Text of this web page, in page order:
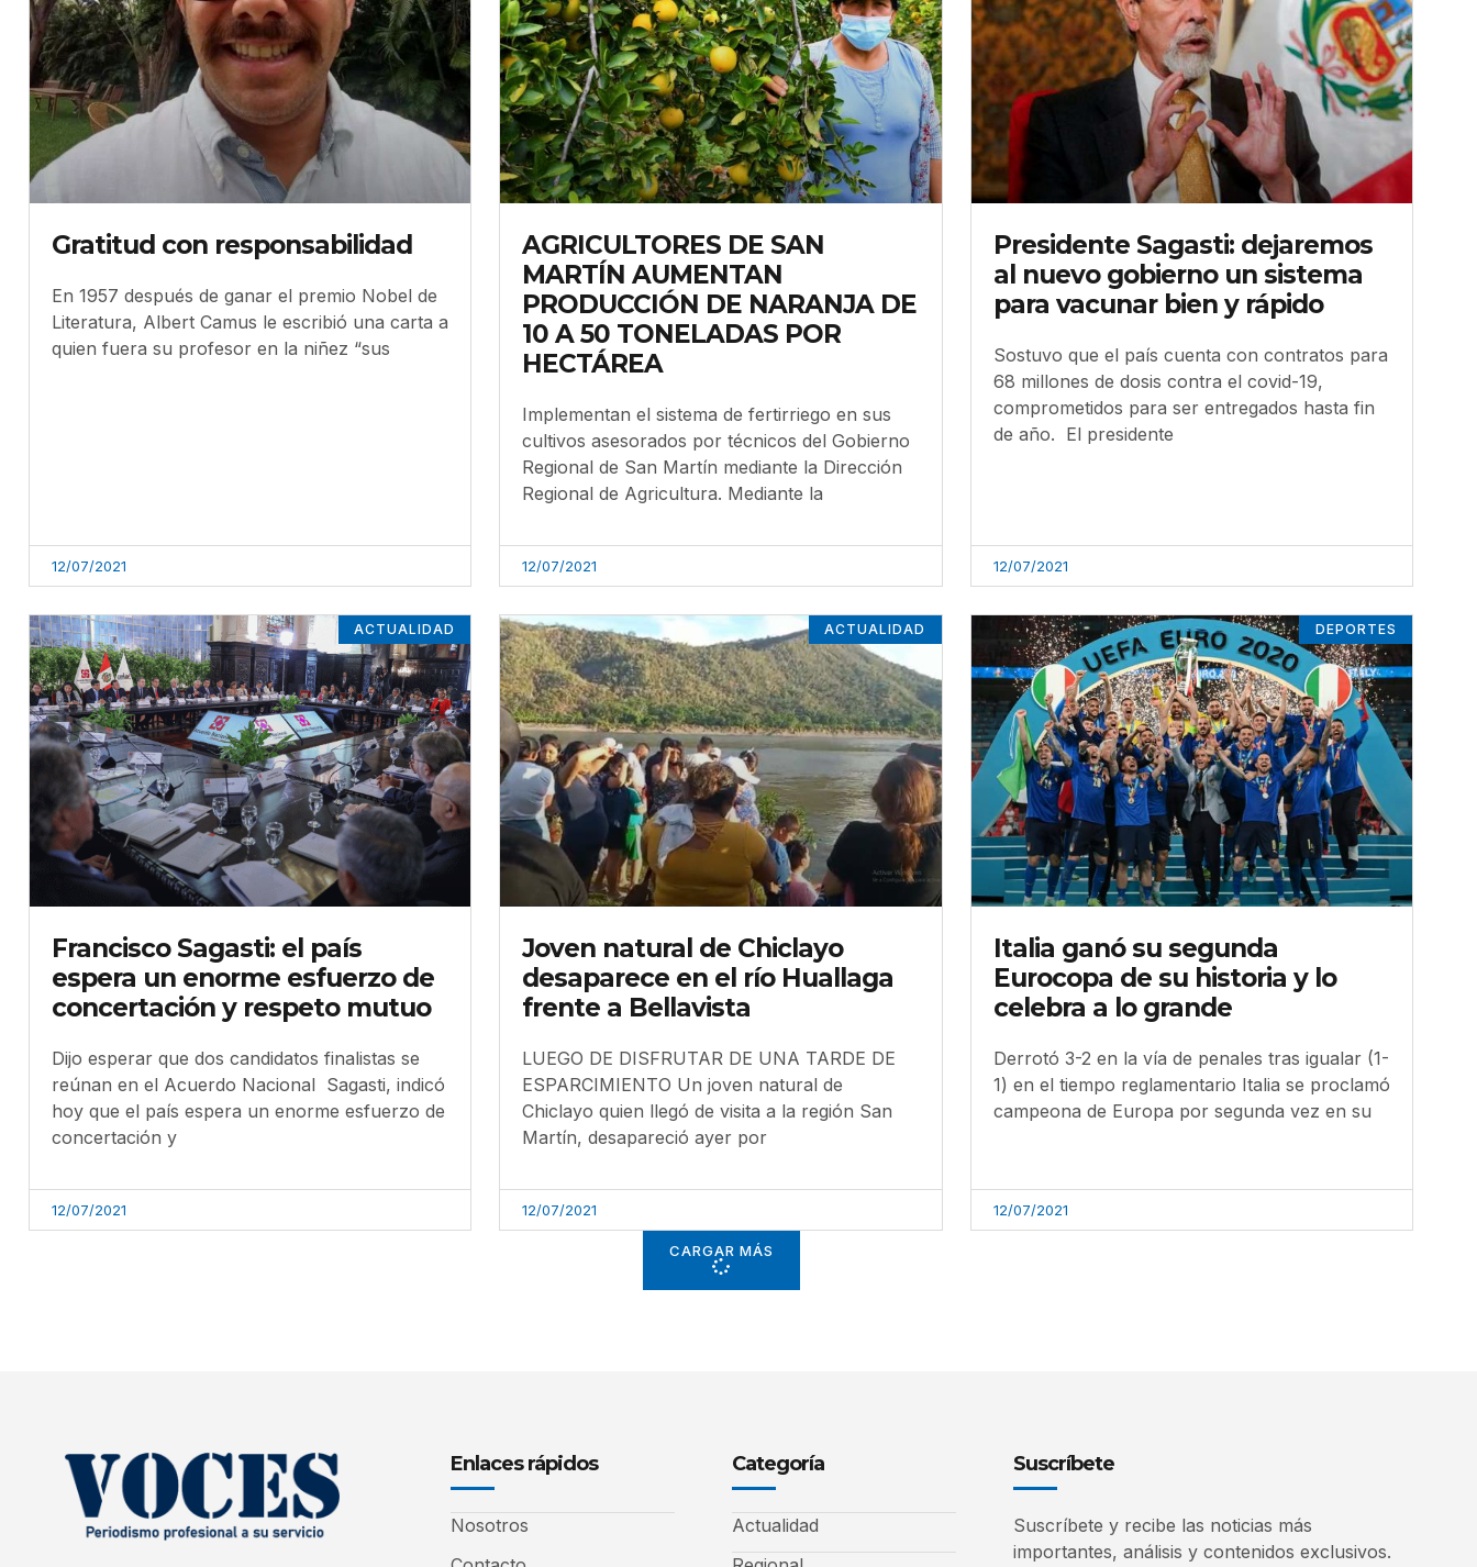
Gratitud con responsabilidad
En 1957 después de ganar el premio Nobel de
Literatura, Albert Camus le escribió una carta a
quien fuera su profesor en la niñez “sus
12/07/2021
AGRICULTORES DE SAN
MARTÍN AUMENTAN
PRODUCCIÓN DE NARANJA DE
10 A 50 TONELADAS POR
HECTÁREA
Implementan el sistema de fertirriego en sus
cultivos asesorados por técnicos del Gobierno
Regional de San Martín mediante la Dirección
Regional de Agricultura. Mediante la
12/07/2021
Presidente Sagasti: dejaremos
al nuevo gobierno un sistema
para vacunar bien y rápido
Sostuvo que el país cuenta con contratos para
68 millones de dosis contra el covid-19,
comprometidos para ser entregados hasta fin
de año. El presidente
12/07/2021
ACTUALIDAD
Francisco Sagasti: el país
espera un enorme esfuerzo de
concertación y respeto mutuo
Dijo esperar que dos candidatos finalistas se
reúnan en el Acuerdo Nacional Sagasti, indicó
hoy que el país espera un enorme esfuerzo de
concertación y
12/07/2021
ACTUALIDAD
Joven natural de Chiclayo
desaparece en el río Huallaga
frente a Bellavista
LUEGO DE DISFRUTAR DE UNA TARDE DE
ESPARCIMIENTO Un joven natural de
Chiclayo quien llegó de visita a la región San
Martín, desapareció ayer por
12/07/2021
DEPORTES
Italia ganó su segunda
Eurocopa de su historia y lo
celebra a lo grande
Derrotó 3-2 en la vía de penales tras igualar (1-
1) en el tiempo reglamentario Italia se proclamó
campeona de Europa por segunda vez en su
12/07/2021
CARGAR MÁS
Enlaces rápidos
Nosotros
Categoría
Actualidad
Suscríbete
Suscríbete y recibe las noticias más
importantes, análisis y contenidos exclusivos.